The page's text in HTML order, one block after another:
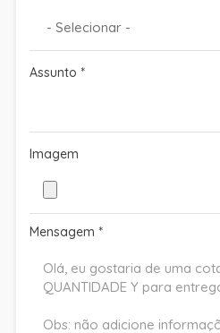
Assunto *
Imagem
Mensagem *